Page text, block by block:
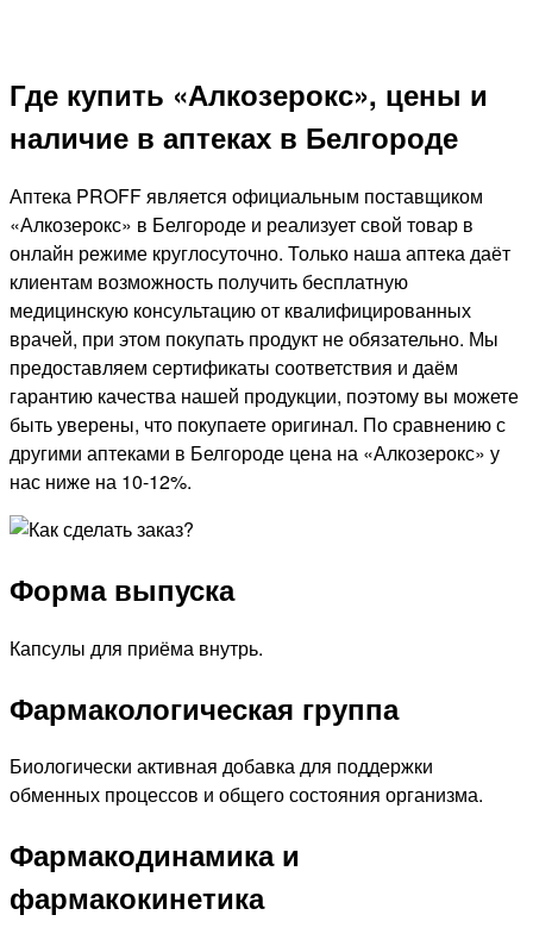
Где купить «Алкозерокс», цены и
наличие в аптеках в Белгороде
Аптека PROFF является официальным поставщиком
«Алкозерокс» в Белгороде и реализует свой товар в
онлайн режиме круглосуточно. Только наша аптека даёт
клиентам возможность получить бесплатную
медицинскую консультацию от квалифицированных
врачей, при этом покупать продукт не обязательно. Мы
предоставляем сертификаты соответствия и даём
гарантию качества нашей продукции, поэтому вы можете
быть уверены, что покупаете оригинал. По сравнению с
другими аптеками в Белгороде цена на «Алкозерокс» у
нас ниже на 10-12%.
Форма выпуска
Капсулы для приёма внутрь.
Фармакологическая группа
Биологически активная добавка для поддержки
обменных процессов и общего состояния организма.
Фармакодинамика и
фармакокинетика